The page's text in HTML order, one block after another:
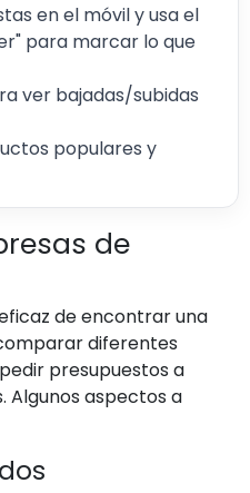
en el móvil y usa el
para marcar lo que
ver bajadas/subidas
populares y
de
de encontrar una
diferentes
presupuestos a
Algunos aspectos a